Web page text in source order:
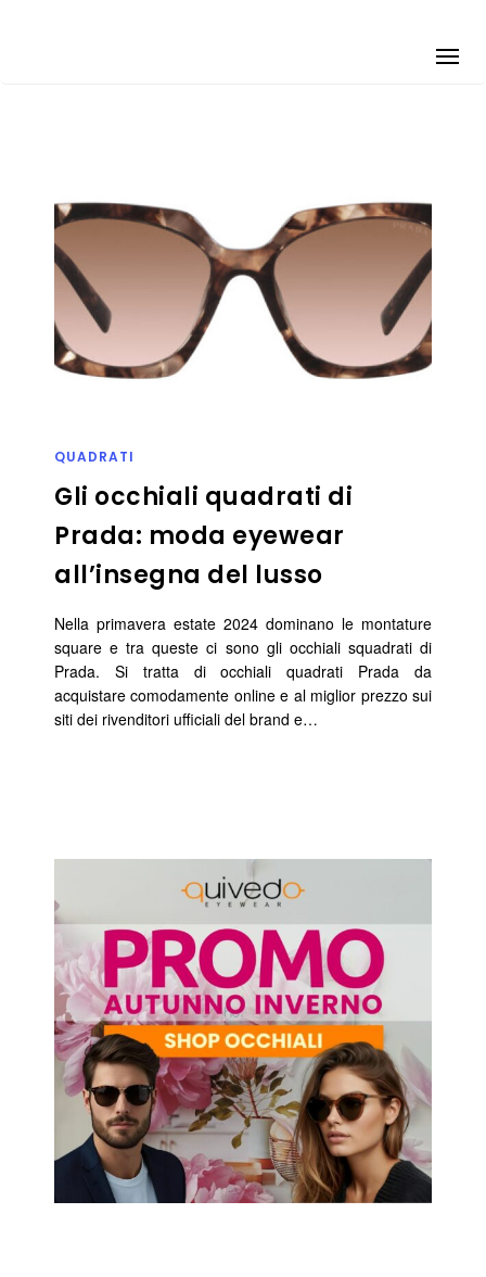
QUADRATI
Gli occhiali quadrati di
Prada: moda eyewear
all’insegna del lusso
Nella primavera estate 2024 dominano le montature
square e tra queste ci sono gli occhiali squadrati di
Prada. Si tratta di occhiali quadrati Prada da
acquistare comodamente online e al miglior prezzo sui
siti dei rivenditori ufficiali del brand e…